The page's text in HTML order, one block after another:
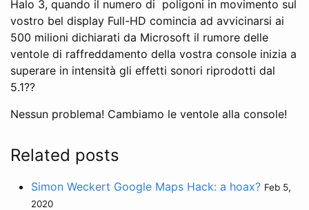
Halo 3, quando il numero di poligoni in movimento sul
vostro bel display Full-HD comincia ad avvicinarsi ai
500 milioni dichiarati da Microsoft il rumore delle
ventole di raffreddamento della vostra console inizia a
superare in intensità gli effetti sonori riprodotti dal
5.1??
Nessun problema! Cambiamo le ventole alla console!
Related posts
Simon Weckert Google Maps Hack: a hoax? Feb 5,
2020